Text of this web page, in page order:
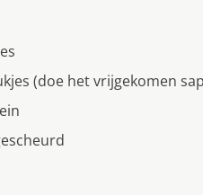
(doe het vrijgekomen